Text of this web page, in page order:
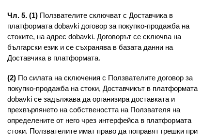
Чл. 5. (1) Ползвателите сключват с Доставчика в
платформата dobavki договор за покупко-продажба на
стоките, на адрес dobavki. Договорът се сключва на
български език и се съхранява в базата данни на
Доставчика в платформата.
(2) По силата на сключения с Ползвателите договор за
покупко-продажба на стоки, Доставчикът в платформата
dobavki се задължава да организира доставката и
прехвърлянето на собствеността на Ползвателя на
определените от него чрез интерфейса в платформата
стоки. Ползвателите имат право да поправят грешки при